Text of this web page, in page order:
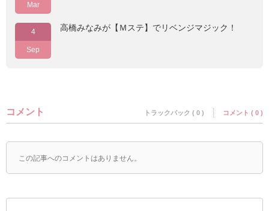
Mar
4
Sep
高橋みなみが【Ｍステ】でリベンジマジック！
コメント トラックバック ( 0 ) コメント ( 0 )
この記事へのコメントはありません。